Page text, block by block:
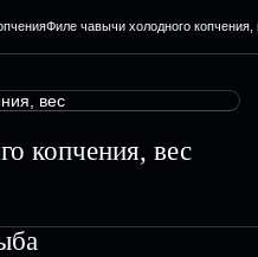
Филе чавычи холодного копчения,
копчения, вес